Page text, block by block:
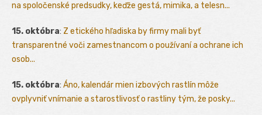
na spoločenské predsudky, keďže gestá, mimika, a telesn...
15. októbra: Z etického hľadiska by firmy mali byť
transparentné voči zamestnancom o používaní a ochrane ich
osob...
15. októbra: Áno, kalendár mien izbových rastlín môže
ovplyvniť vnímanie a starostlivosť o rastliny tým, že posky...